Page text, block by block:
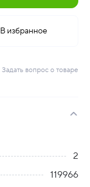
В избранное
Задать вопрос о товаре
2
119966